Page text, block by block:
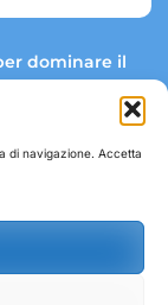
di navigazione. Accetta
dominare il